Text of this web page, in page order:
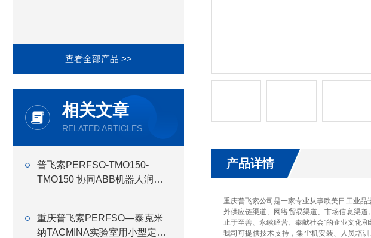
查看全部产品 >>
相关文章
RELATED ARTICLES
普飞索PERFSO-TMO150-
TMO150 协同ABB机器人润滑
重庆普飞索PERFSO—泰克米
纳TACMINA实验室用小型定量
产品详情
重庆普飞索公司是一家专业从事欧美日工业
外供应链渠道、网络贸易渠道、市场信息渠
止于至善、永续经营、奉献社会"的企业文化
我司可提供技术支持，集尘机安装、人员培